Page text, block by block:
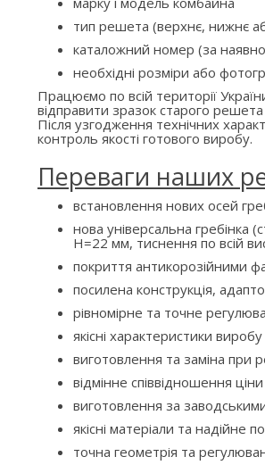
тип решета (верхнє, нижнє
каталожний номер (за
необхідні розміри або
Працюємо по всій території
відправити зразок старого
Після узгодження технічних
контроль якості готового виробу.
Переваги наших
встановлення нових осей
нова універсальна гребінка
H=22 мм, тиснення по всій
покриття антикорозійними
посилена конструкція,
рівномірне та точне
якісні характеристики
виготовлення та заміна при
відмінне співвідношення ціни
виготовлення за
якісні матеріали та надійне
точна геометрія та